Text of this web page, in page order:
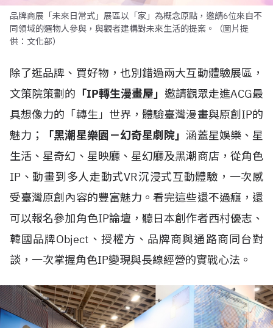
品牌商展「未來日常式」展區以「家」為概念原點，邀請6位來自不
同領域的選物人參與，與觀者建構對未來生活的提案。（圖片提
供：文化部）
除了逛品牌、買好物，也別錯過兩大互動體驗展區，
文策院策劃的 「IP轉生漫畫屋」 邀請觀眾走進ACG最
具想像力的「轉生」世界，體驗臺灣漫畫與原創IP的
魅力；
「黑潮星樂園－幻奇星劇院」涵蓋星娛樂、星
生活、星奇幻、星映廳、星幻廳及黑潮商店，從角色
IP、動畫到多人走動式VR沉浸式互動體驗，一次感
受臺灣原創內容的豐富魅力。看完這些還不過癮，還
可以報名參加角色IP論壇，聽日本創作者西村優志、
韓國品牌Object、授權方、品牌商與通路商同台對
談，一次掌握角色IP變現與長線經營的實戰心法。